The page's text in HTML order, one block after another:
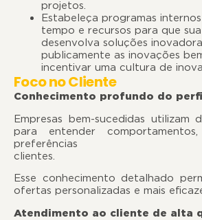
Estabeleça programas
tempo e recursos para que
desenvolva soluções
publicamente as inovações
incentivar uma cultura de
Foco no Cliente
Conhecimento profundo do
Empresas bem-sucedidas utilizam
para entender
Esse conhecimento detalhado
ofertas personalizadas e mais
Atendimento ao cliente de alta